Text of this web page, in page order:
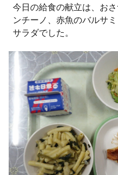
今日の給食の献立は、お
ンチーノ、赤魚のバルサ
サラダでした。